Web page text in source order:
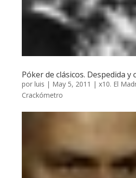
Póker de clásicos. Despedida y
por luis | May 5, 2011 | x10. El
Crackómetro